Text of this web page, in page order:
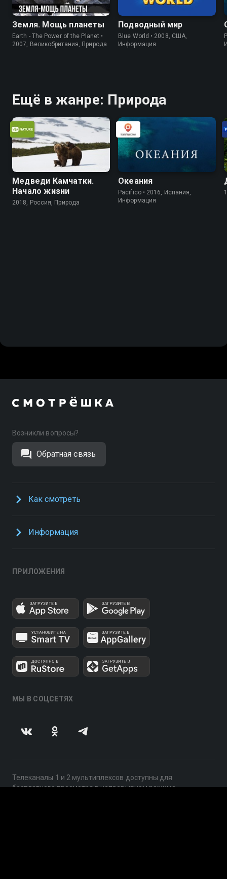
Земля. Мощь планеты
Earth - The Power of the Planet •
2007, Великобритания, Природа
Подводный мир
Blue World • 2008, США,
Информация
Ещё в жанре: Природа
Медведи Камчатки.
Начало жизни
2018, Россия, Природа
Океания
Pacifico • 2016, Испания,
Информация
Возникли вопросы?
Обратная связь
Как смотреть
Информация
ПРИЛОЖЕНИЯ
МЫ В СОЦСЕТЯХ
Телеканалы 1 и 2 мультиплексов доступны для
бесплатного просмотра в непрерывном режиме,